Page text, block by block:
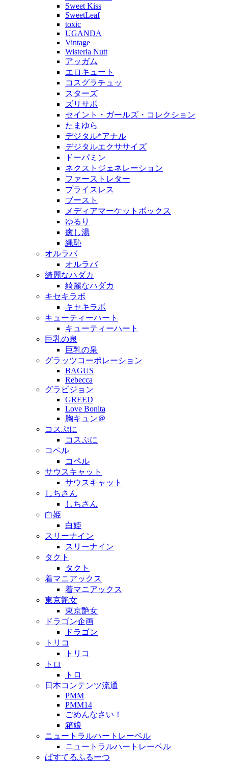
Sweet Kiss
SweetLeaf
toxic
UGANDA
Vintage
Wisteria Nutt
アッガム
エロキュート
コスグラチュッ
スターズ
ズリサポ
セイント・ガールズ・コレクション
たまゆら
デジタル*アナル
デジタルエクササイズ
ドーパミン
ネクストジェネレーション
ファーストレター
プライスレス
ブースト
メディアマーケットボックス
ゆるり
癒し湯
縄恥
オルラバ
オルラバ
綺麗なハダカ
綺麗なハダカ
キセキラボ
キセキラボ
キューティーハート
キューティーハート
巨乳の泉
巨乳の泉
グラッツコーポレーション
BAGUS
Rebecca
グラビジョン
GREED
Love Bonita
胸キュン＠
コスぷに
コスぷに
コペル
コペル
サウスキャット
サウスキャット
しちさん
しちさん
白姫
白姫
スリーナイン
スリーナイン
タクト
タクト
着マニアックス
着マニアックス
東京艶女
東京艶女
ドラゴン企画
ドラゴン
トリコ
トリコ
トロ
トロ
日本コンテンツ流通
PMM
PMM14
ごめんなさい！
箱娘
ニュートラルハートレーベル
ニュートラルハートレーベル
ぱすてるふるーつ